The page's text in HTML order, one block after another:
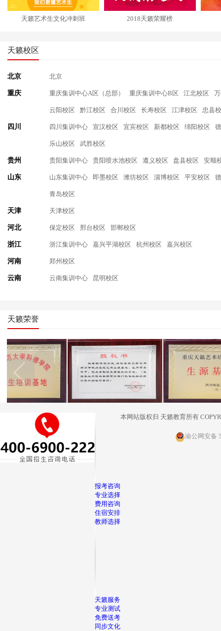
天籁艺术生文化冲刺班 2018天籁荣耀榜
天籁校区
北京 北京
重庆 重庆集训中心A区（总部） 重庆集训中心B区 江北校区
云阳校区 黔江校区 合川校区 长寿校区 江津校区 忠县
四川 四川集训中心 宣汉校区 宜宾校区 新都校区 绵阳校区
乐山校区 武胜校区
贵州 贵阳集训中心 贵阳喷水池校区 遵义校区 盘县校区 安顺
山东 山东集训中心 即墨校区 潍坊校区 淄博校区 平安校区
青岛校区
天津 天津校区
河北 保定校区 邢台校区 邯郸校区
浙江 浙江集训中心 嘉兴平湖校区 杭州校区 嘉兴校区
河南 郑州校区
云南 云南集训中心 昆明校区
天籁荣誉
报考咨询
专业选择
费用咨询
住宿安排
教师选择
天籁服务
专业测试
免费送考
同步文化
本网站版权归 天籁教育所有
渝公网安备